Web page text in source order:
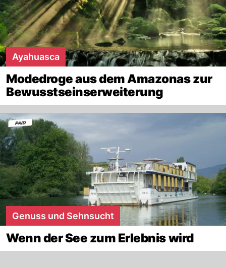
Ayahuasca
Modedroge aus dem Amazonas zur
Bewusstseinserweiterung
Genuss und Sehnsucht
Wenn der See zum Erlebnis wird